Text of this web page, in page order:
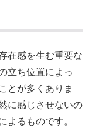
在感を生む重要な
立ち位置によっ
とが多くありま
に感じさせないの
よるものです。